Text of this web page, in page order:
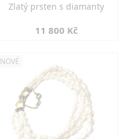
Zlatý prsten s diamanty
11 800 Kč
NOVÉ